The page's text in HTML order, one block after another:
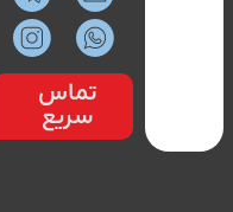
تماس
سریع